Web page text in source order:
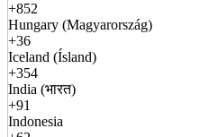
+852
Hungary (Magyarország)
+36
Iceland (Ísland)
+354
India (भारत)
+91
Indonesia